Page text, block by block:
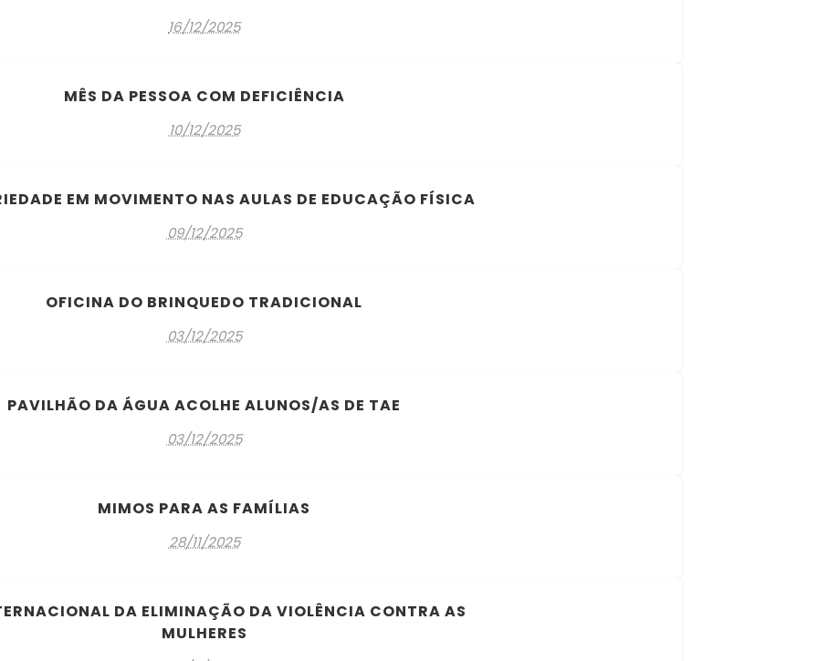
16/12/2025
MÊS DA PESSOA COM DEFICIÊNCIA
10/12/2025
EM MOVIMENTO NAS AULAS DE EDUCAÇÃO FÍSICA
09/12/2025
OFICINA DO BRINQUEDO TRADICIONAL
03/12/2025
PAVILHÃO DA ÁGUA ACOLHE ALUNOS/AS DE TAE
03/12/2025
MIMOS PARA AS FAMÍLIAS
28/11/2025
DA ELIMINAÇÃO DA VIOLÊNCIA CONTRA AS
MULHERES